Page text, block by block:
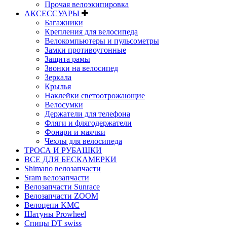
Прочая велоэкипировка
АКСЕССУАРЫ
Багажники
Крепления для велосипеда
Велокомпьютеры и пульсометры
Замки противоугонные
Защита рамы
Звонки на велосипед
Зеркала
Крылья
Наклейки светоотрожающие
Велосумки
Держатели для телефона
Фляги и флягодержатели
Фонари и маячки
Чехлы для велосипеда
ТРОСА И РУБАШКИ
ВСЕ ДЛЯ БЕСКАМЕРКИ
Shimano велозапчасти
Sram велозапчасти
Велозапчасти Sunrace
Велозапчасти ZOOM
Велоцепи KMC
Шатуны Prowheel
Спицы DT swiss